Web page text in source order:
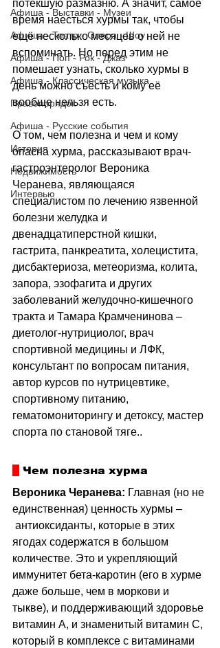
Афиша - Выставки - Музеи
Афиша - Театр - Опера - Шоу
Афиша - Поп - Рок - Джаз
Афиша - Классическая музыка
Правопорядок
Афиша - Русские события
История
Недвижимость
Интервью
потекшую размазню. А значит, самое
время наесться хурмы так, чтобы
ещё несколько месяцев о ней не
вспоминать. Но перед этим не
помешает узнать, сколько хурмы в
день можно съесть и кому её
вообще нельзя есть.
О том, чем полезна и чем и кому
опасна хурма, рассказывают врач-
гастроэнтеролог Вероника
Черанева, являющаяся
специалистом по лечению язвенной
болезни желудка и
двенадцатиперстной кишки,
гастрита, панкреатита, холецистита,
дисбактериоза, метеоризма, колита,
запора, эзофагита и других
заболеваний желудочно-кишечного
тракта и Тамара Крамченинова –
диетолог-нутрициолог, врач
спортивной медицины и ЛФК,
консультант по вопросам питания,
автор курсов по нутрицевтике,
спортивному питанию,
гематомониторингу и детоксу, мастер
спорта по становой тяге..
Чем полезна хурма
Вероника Черанева: Главная (но не
единственная) ценность хурмы –
антиоксиданты, которые в этих
ягодах содержатся в большом
количестве. Это и укрепляющий
иммунитет бета-каротин (его в хурме
даже больше, чем в моркови и
тыкве), и поддерживающий здоровье
витамин А, и знаменитый витамин С,
который в комплексе с витаминами